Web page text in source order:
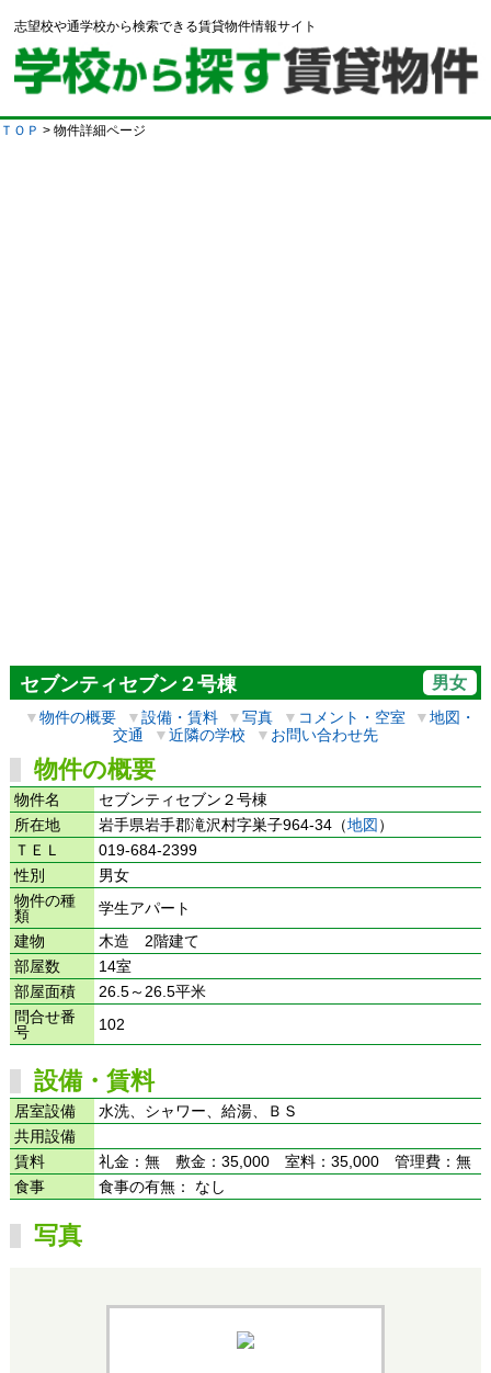
志望校や通学校から検索できる賃貸物件情報サイト
ＴＯＰ > 物件詳細ページ
セブンティセブン２号棟 男女
▼物件の概要 ▼設備・賃料 ▼写真 ▼ コメント・空室 ▼地図・
交通
▼近隣の学校 ▼ お問い合わせ先
物件の概要
物件名
セブンティセブン２号棟
所在地
岩手県岩手郡滝沢村字巣子964-34（地図 ）
ＴＥＬ
019-684-2399
性別
男女
物件の種
類
学生アパート
建物
木造 2階建て
部屋数
14室
部屋面積
26.5～26.5平米
問合せ番
号
102
設備・賃料
居室設備
水洗、シャワー、給湯、ＢＳ
共用設備
賃料
礼金：無 敷金：35,000 室料：35,000 管理費：無
食事
食事の有無： なし
写真